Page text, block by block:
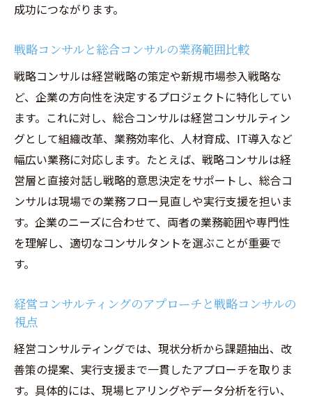
成功につながります。
戦略コンサルと総合コンサルの業務範囲比較
戦略コンサルは経営戦略の策定や新規市場参入戦略な
ど、企業の方向性を決定するプロジェクトに特化してい
ます。これに対し、総合コンサルは経営コンサルティン
グとして組織改革、業務効率化、人材育成、IT導入など
幅広い業務に対応します。たとえば、戦略コンサルは経
営層と直接対話し戦略的意思決定をサポートし、総合コ
ンサルは現場での業務フロー見直しや実行支援を担いま
す。企業のニーズに合わせて、両者の業務範囲や専門性
を理解し、適切なコンサルタントを選ぶことが重要で
す。
経営コンサルティングのアプローチと戦略コンサルの
視点
経営コンサルティングでは、現状分析から課題抽出、改
善策の提案、実行支援まで一貫したアプローチを取りま
す。具体的には、現場ヒアリングやデータ分析を行い、